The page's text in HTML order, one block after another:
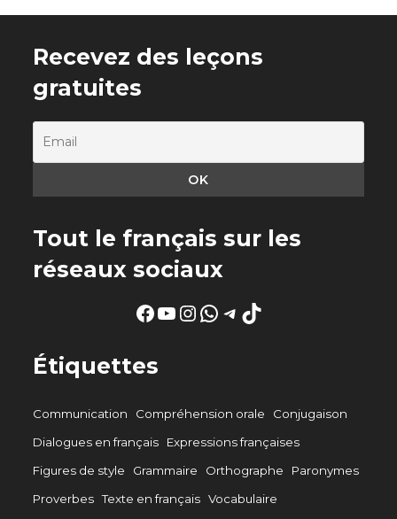
Recevez des leçons
gratuites
Tout le français sur les
réseaux sociaux
Facebook
YouTube
Instagram
WhatsApp
Telegram
TikTok
Étiquettes
Communication Compréhension orale
Conjugaison
Dialogues en français
Expressions françaises
Figures de style
Grammaire Orthographe
Paronymes
Proverbes Texte en français Vocabulaire